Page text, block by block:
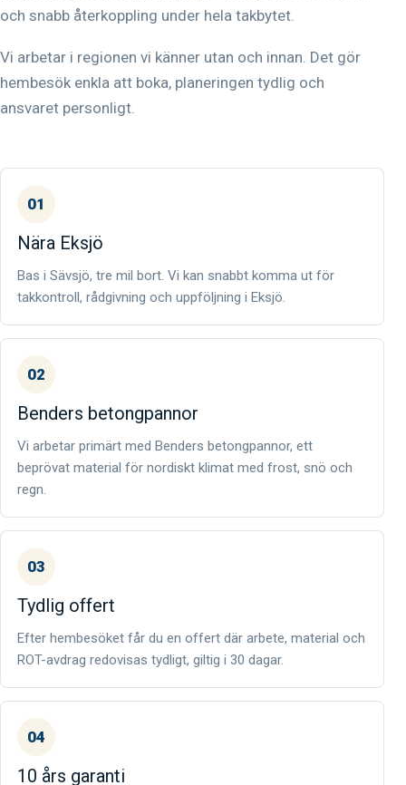
och snabb återkoppling under hela takbytet.
Vi arbetar i regionen vi känner utan och innan. Det gör
hembesök enkla att boka, planeringen tydlig och
ansvaret personligt.
01
Nära Eksjö
Bas i Sävsjö, tre mil bort. Vi kan snabbt komma ut för
takkontroll, rådgivning och uppföljning i Eksjö.
02
Benders betongpannor
Vi arbetar primärt med Benders betongpannor, ett
beprövat material för nordiskt klimat med frost, snö och
regn.
03
Tydlig offert
Efter hembesöket får du en offert där arbete, material och
ROT-avdrag redovisas tydligt, giltig i 30 dagar.
04
10 års garanti